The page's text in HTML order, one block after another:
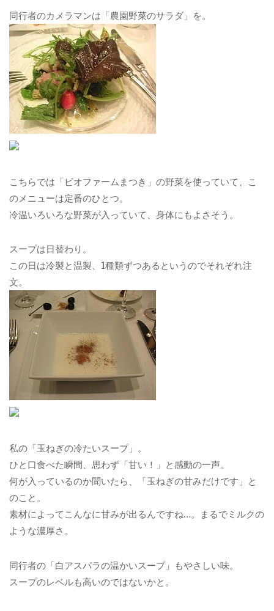
同行者のカメラマンは「農園野菜のサラダ」を。
こちらでは「ビオファームまつき」の野菜を使っていて、こ
のメニューは定番のひとつ。
冷温いろいろな野菜が入っていて、身体にもよさそう。
スープは日替わり。
この日は冷製と温製、1種類ずつあるというのでそれぞれ注
文。
私の「玉ねぎの冷たいスープ」。
ひと口食べた瞬間、思わず「甘い！」と感動の一声。
何が入っているのか聞いたら、「玉ねぎの甘みだけです」と
のこと。
素材によってこんなに甘みが出るんですね…。まるでミルクの
ような濃厚さ。
同行者の「白アスパラの温かいスープ」もやさしい味。
スープのレベルも高いのではないかと。